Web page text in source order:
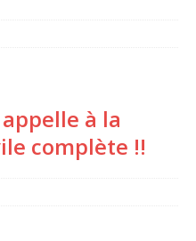
à la
complète !!